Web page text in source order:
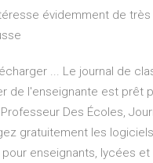
évidemment de
... Le journal de
de l'enseignante est prêt
Des Écoles,
gratuitement les
enseignants, lycées